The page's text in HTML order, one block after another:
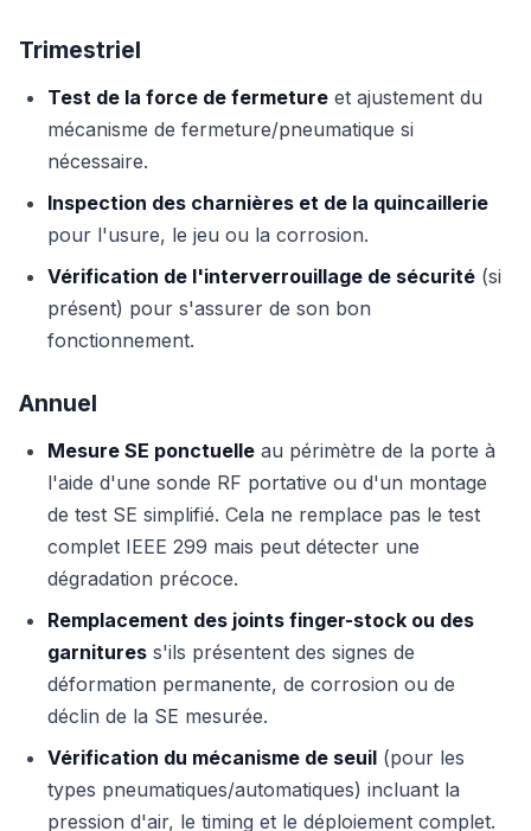
Trimestriel
Test de la force de fermeture et ajustement du
mécanisme de fermeture/pneumatique si
nécessaire.
Inspection des charnières et de la quincaillerie
pour l'usure, le jeu ou la corrosion.
Vérification de l'interverrouillage de sécurité (si
présent) pour s'assurer de son bon
fonctionnement.
Annuel
Mesure SE ponctuelle au périmètre de la porte à
l'aide d'une sonde RF portative ou d'un montage
de test SE simplifié. Cela ne remplace pas le test
complet IEEE 299 mais peut détecter une
dégradation précoce.
Remplacement des joints finger-stock ou des
garnitures s'ils présentent des signes de
déformation permanente, de corrosion ou de
déclin de la SE mesurée.
Vérification du mécanisme de seuil (pour les
types pneumatiques/automatiques) incluant la
pression d'air, le timing et le déploiement complet.